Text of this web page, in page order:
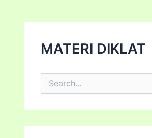
MATERI DIKLAT
i
n